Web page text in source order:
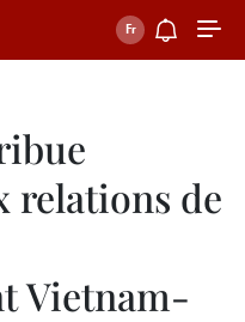
relations de
Vietnam-